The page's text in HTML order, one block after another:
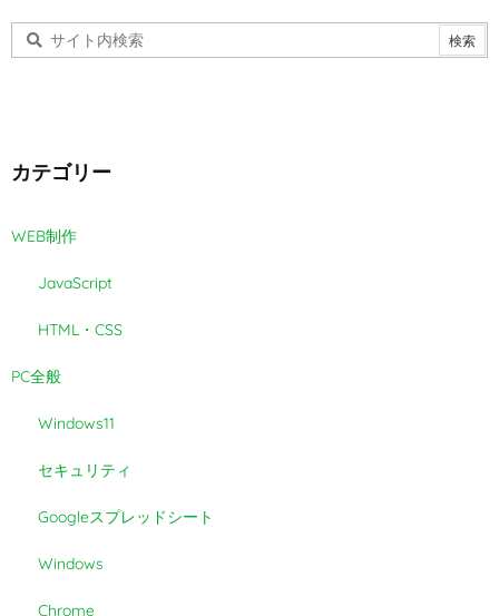
カテゴリー
WEB制作
JavaScript
HTML・CSS
PC全般
Windows11
セキュリティ
Googleスプレッドシート
Windows
Chrome